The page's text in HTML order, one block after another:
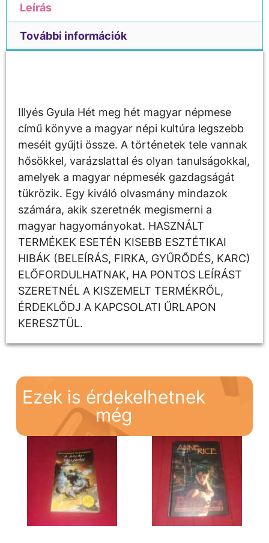
Leírás
További információk
Illyés Gyula Hét meg hét magyar népmese
című könyve a magyar népi kultúra legszebb
meséit gyűjti össze. A történetek tele vannak
hősökkel, varázslattal és olyan tanulságokkal,
amelyek a magyar népmesék gazdagságát
tükrözik. Egy kiváló olvasmány mindazok
számára, akik szeretnék megismerni a
magyar hagyományokat. HASZNÁLT
TERMÉKEK ESETÉN KISEBB ESZTÉTIKAI
HIBÁK (BELEÍRÁS, FIRKA, GYŰRŐDÉS, KARC)
ELŐFORDULHATNAK, HA PONTOS LEÍRÁST
SZERETNÉL A KISZEMELT TERMÉKRŐL,
ÉRDEKLŐDJ A KAPCSOLATI ŰRLAPON
KERESZTÜL.
Ezek is érdekelhetnek
még